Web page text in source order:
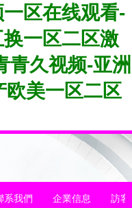
区在线观看-
一区二区激
青久视频-亚洲
美一区二区
系我們 企業信息 訪客